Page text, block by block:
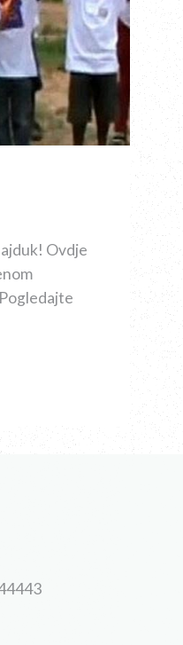
Ovdje